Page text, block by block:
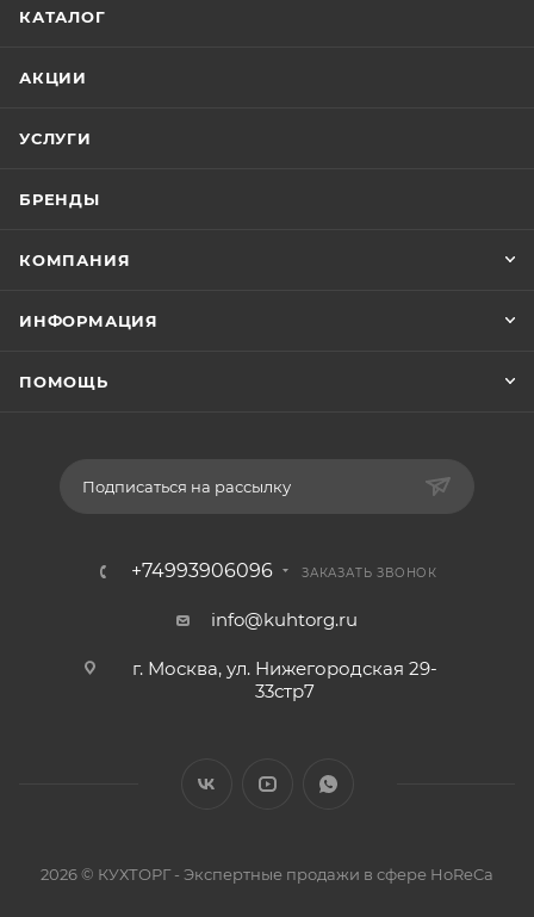
КАТАЛОГ
АКЦИИ
УСЛУГИ
БРЕНДЫ
КОМПАНИЯ
ИНФОРМАЦИЯ
ПОМОЩЬ
Подписаться на рассылку
+74993906096 ЗАКАЗАТЬ ЗВОНОК
info@kuhtorg.ru
г. Москва, ул. Нижегородская 29-
33стр7
2026 © КУХТОРГ - Экспертные продажи в сфере HoReCa